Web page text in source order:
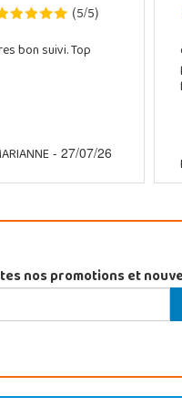
(5/5)
bon suivi. Top
- 27/07/26
nos promotions et